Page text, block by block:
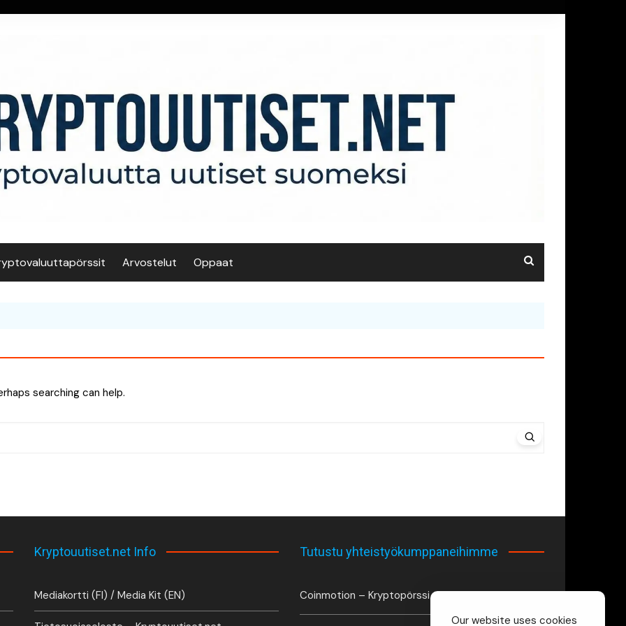
Arvostelut Oppaat
searching can help.
Kryptouutiset.net Info
Mediakortti (FI) / Media Kit (EN)
Tutustu yhteistyökumppaneihimme
Coinmotion – Kryptopörssi
Our website uses cookies